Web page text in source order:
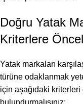
Doğru Yatak
Kriterlere
Yatak markaları
türüne odaklanmak
için aşağıdaki
bulundurmalısınız: